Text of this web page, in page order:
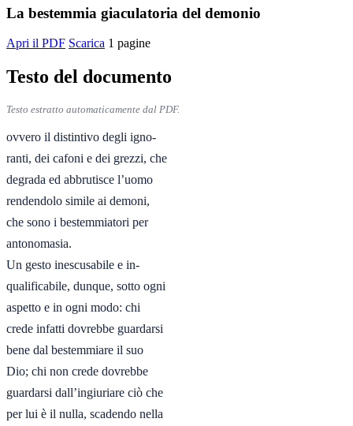
La bestemmia giaculatoria del demonio
Apri il PDF Scarica 1 pagine
Testo del documento
Testo estratto automaticamente dal PDF.
ovvero il distintivo degli igno-
ranti, dei cafoni e dei grezzi, che
degrada ed abbrutisce l’uomo
rendendolo simile ai demoni,
che sono i bestemmiatori per
antonomasia.
Un gesto inescusabile e in-
qualificabile, dunque, sotto ogni
aspetto e in ogni modo: chi
crede infatti dovrebbe guardarsi
bene dal bestemmiare il suo
Dio; chi non crede dovrebbe
guardarsi dall’ingiuriare ciò che
per lui è il nulla, scadendo nella